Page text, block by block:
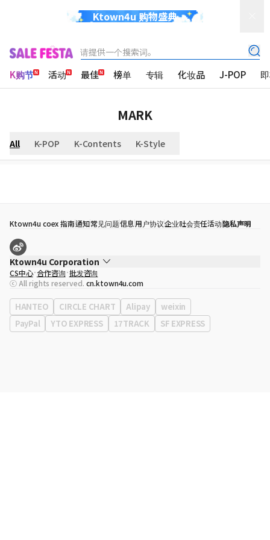
Ktown4u 购物盛典
请提供一个搜索词。
K购节 活动 最佳 榜单 专辑 化妆品 J-POP
MARK
All K-POP K-Contents K-Style
Ktown4u coex 指南通知常见问题信息 用户协议企业社会责任活动隐私声明
Ktown4u Corporation
代表
宋効珉
营业执照 120-87-71116
公司地址 首尔特别市 江南区 岭东大路 513号 3楼 （三成洞， coex)
CS中心 合作咨询 批发咨询
ⓒ All rights reserved. cn.ktown4u.com
HANTEO CIRCLE CHART Alipay
weixin
PayPal
YTO EXPRESS 17TRACK SF EXPRESS